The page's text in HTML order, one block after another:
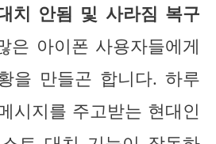
치 안됨 및 사라짐 복구
은 아이폰 사용자들에게
을 만들곤 합니다. 하루
시지를 주고받는 현대인